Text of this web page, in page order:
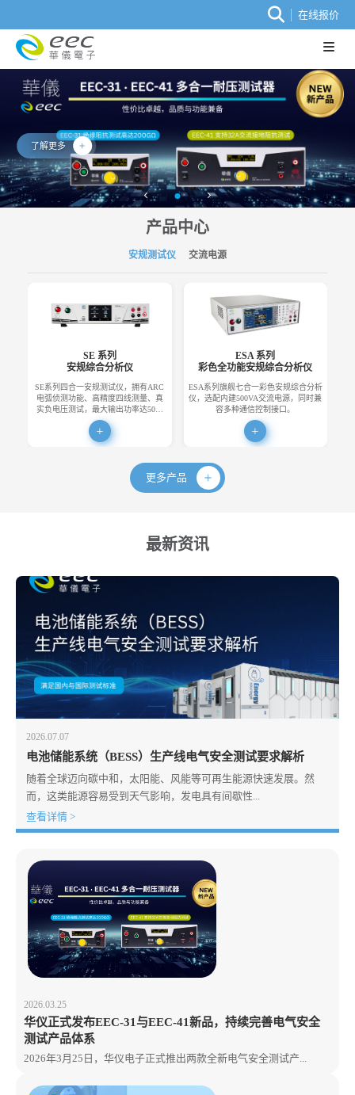
在线报价
了解更多
产品中心
安规测试仪 交流电源
SE 系列
安规综合分析仪
SE系列四合一安规测试仪，拥有ARC
电弧侦测功能、高精度四线测量、真
实负电压测试，最大输出功率达50…
ESA 系列
彩色全功能安规综合分析仪
ESA系列旗舰七合一彩色安规综合分析
仪，选配内建500VA交流电源，同时兼
容多种通信控制接口。
更多产品
最新资讯
2026.07.07
电池储能系统（BESS）生产线电气安全测试要求解析
随着全球迈向碳中和，太阳能、风能等可再生能源快速发展。然
而，这类能源容易受到天气影响，发电具有间歇性...
查看详情 >
2026.03.25
华仪正式发布EEC-31与EEC-41新品，持续完善电气安全
测试产品体系
2026年3月25日，华仪电子正式推出两款全新电气安全测试产...